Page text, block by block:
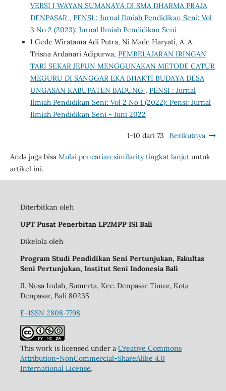
VERSI I WAYAN SUMANAYA DI SMA DHARMA PRAJA
DENPASAR , PENSI : Jurnal Ilmiah Pendidikan Seni: Vol
3 No 2 (2023): Jurnal Ilmiah Pendidikan Seni
I Gede Wiratama Adi Putra, Ni Made Haryati, A. A.
Trisna Ardanari Adipurwa, PEMBELAJARAN IRINGAN
TARI SEKAR JEPUN MENGGUNAKAN METODE CATUR
MEGURU DI SANGGAR EKA BHAKTI BUDAYA DESA
UNGASAN KABUPATEN BADUNG , PENSI : Jurnal
Ilmiah Pendidikan Seni: Vol 2 No 1 (2022): Pensi: Jurnal
Ilmiah Pendidikan Seni - Juni 2022
1-10 dari 73 Berikutnya
Anda juga bisa Mulai pencarian similarity tingkat lanjutuntuk
artikel ini.
Diterbitkan oleh
UPT Pusat Penerbitan LP2MPP ISI Bali
Dikelola oleh
Program Studi Pendidikan Seni Pertunjukan, Fakultas
Seni Pertunjukan, Institut Seni Indonesia Bali
Jl. Nusa Indah, Sumerta, Kec. Denpasar Timur, Kota
Denpasar, Bali 80235
E-ISSN 2808-7798
This work is licensed under a Creative Commons
Attribution-NonCommercial-ShareAlike 4.0
International License.